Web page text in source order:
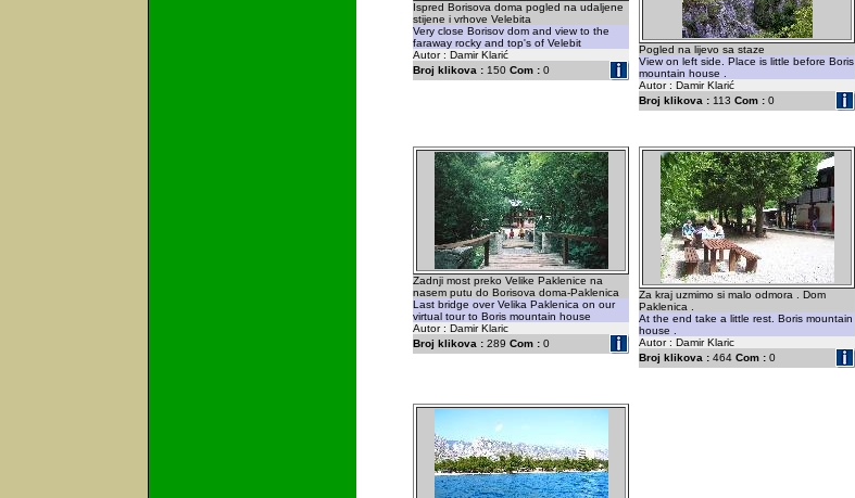
Ispred Borisova doma pogled na udaljene
stijene i vrhove Velebita
Very close Borisov dom and view to the
faraway rocky and top's of Velebit
Autor : Damir Klarić
Broj klikova : 150 Com : 0
Pogled na lijevo sa staze
View on left side. Place is little before Boris
mountain house .
Autor : Damir Klarić
Broj klikova : 113 Com : 0
Zadnji most preko Velike Paklenice na
nasem putu do Borisova doma-Paklenica
Last bridge over Velika Paklenica on our
virtual tour to Boris mountain house
Autor : Damir Klaric
Broj klikova : 289 Com : 0
Za kraj uzmimo si malo odmora . Dom
Paklenica .
At the end take a little rest. Boris mountain
house .
Autor : Damir Klaric
Broj klikova : 464 Com : 0